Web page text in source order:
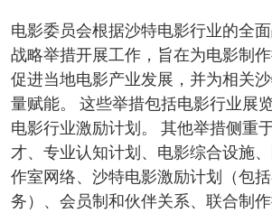
电影委员会根据沙特电影行业的全
战略举措开展工作，旨在为电影制作
促进当地电影产业发展，并为相关
量赋能。 这些举措包括电影行业展
电影行业激励计划。 其他举措侧重
才、专业认知计划、电影综合设施
作室网络、沙特电影激励计划（包
务）、会员制和伙伴关系、联合制